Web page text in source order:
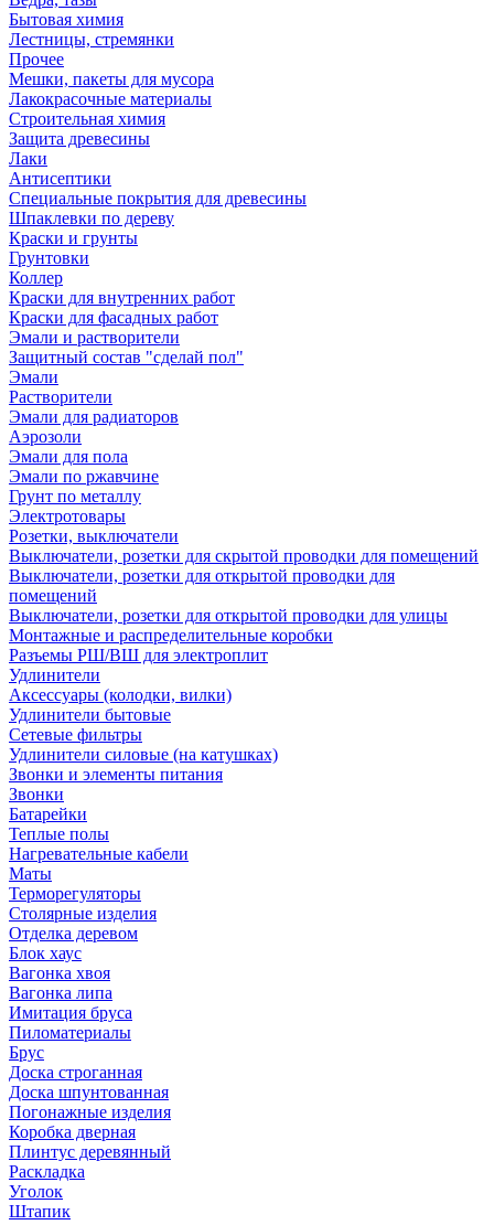
Бытовая химия
Лестницы, стремянки
Прочее
Мешки, пакеты для мусора
Лакокрасочные материалы
Строительная химия
Защита древесины
Лаки
Антисептики
Специальные покрытия для древесины
Шпаклевки по дереву
Краски и грунты
Грунтовки
Коллер
Краски для внутренних работ
Краски для фасадных работ
Эмали и растворители
Защитный состав "сделай пол"
Эмали
Растворители
Эмали для радиаторов
Аэрозоли
Эмали для пола
Эмали по ржавчине
Грунт по металлу
Электротовары
Розетки, выключатели
Выключатели, розетки для скрытой проводки для помещений
Выключатели, розетки для открытой проводки для
помещений
Выключатели, розетки для открытой проводки для улицы
Монтажные и распределительные коробки
Разъемы РШ/ВШ для электроплит
Удлинители
Аксессуары (колодки, вилки)
Удлинители бытовые
Сетевые фильтры
Удлинители силовые (на катушках)
Звонки и элементы питания
Звонки
Батарейки
Теплые полы
Нагревательные кабели
Маты
Терморегуляторы
Столярные изделия
Отделка деревом
Блок хаус
Вагонка хвоя
Вагонка липа
Имитация бруса
Пиломатериалы
Брус
Доска строганная
Доска шпунтованная
Погонажные изделия
Коробка дверная
Плинтус деревянный
Раскладка
Уголок
Штапик